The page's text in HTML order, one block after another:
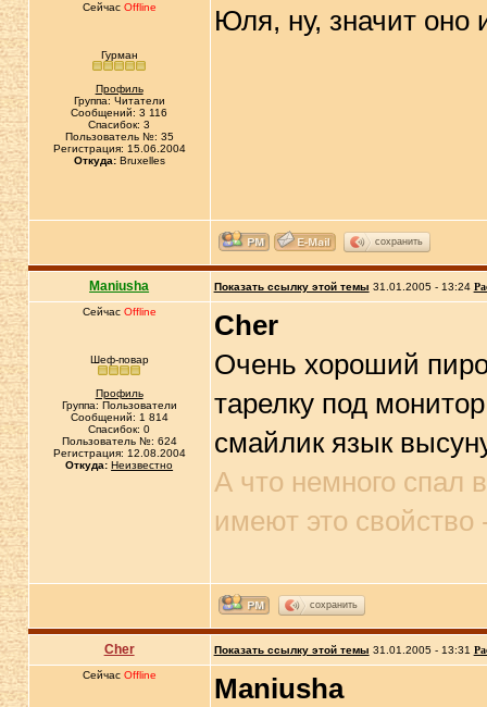
Сейчас Offline
Гурман
Профиль
Группа: Читатели
Сообщений: 3 116
Спасибок: 3
Пользователь №: 35
Регистрация: 15.06.2004
Откуда:Bruxelles
Юля, ну, значит оно
сохранить
Maniusha Показать ссылку этой темы 31.01.2005 - 13:24
Сейчас Offline
Шеф-повар
Профиль
Группа: Пользователи
Сообщений: 1 814
Спасибок: 0
Пользователь №: 624
Регистрация: 12.08.2004
Откуда: Неизвестно
Cher
Очень хороший
тарелку под
смайлик язык
А что немного спал
имеют это свойство
сохранить
Cher Показать ссылку этой темы 31.01.2005 - 13:31
Сейчас Offline Maniusha